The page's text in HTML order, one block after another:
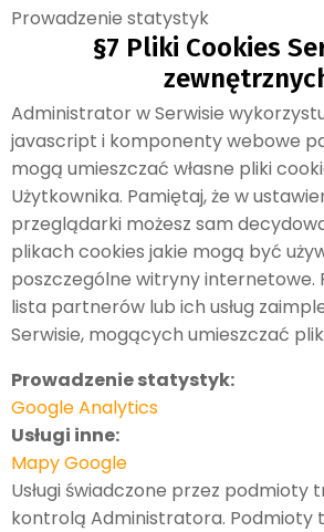
Prowadzenie statystyk
§7 Pliki Cookies
Administrator w Serwisie
javascript i komponenty webowe
mogą umieszczać własne pliki
Użytkownika. Pamiętaj, że w
przeglądarki możesz sam
plikach cookies jakie mogą być
poszczególne witryny internetowe.
lista partnerów lub ich usług
Serwisie, mogących umieszczać
Prowadzenie statystyk:
Google Analytics
Usługi inne:
Mapy Google
Usługi świadczone przez podmioty
kontrolą Administratora. Podmioty